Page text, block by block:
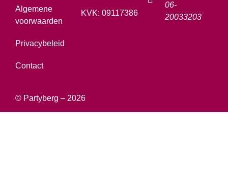
Algemene
voorwaarden
Privacybeleid
Contact
KVK: 09117386
06-
20033203
© Partyberg – 2026